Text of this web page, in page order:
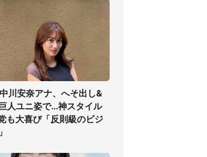
川安奈アナ、へそ出し&
人ユニ姿で...神スタイル
も大喜び「反則級のビジ